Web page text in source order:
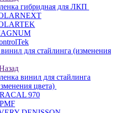
гибридная для ЛКП
для стайлинга (изменения
винил для стайлинга
цвета)
970